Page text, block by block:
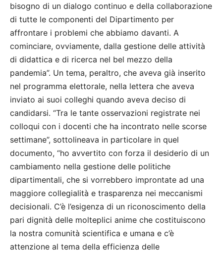
bisogno di un dialogo continuo e della collaborazione
di tutte le componenti del Dipartimento per
affrontare i problemi che abbiamo davanti. A
cominciare, ovviamente, dalla gestione delle attività
di didattica e di ricerca nel bel mezzo della
pandemia”. Un tema, peraltro, che aveva già inserito
nel programma elettorale, nella lettera che aveva
inviato ai suoi colleghi quando aveva deciso di
candidarsi. “Tra le tante osservazioni registrate nei
colloqui con i docenti che ha incontrato nelle scorse
settimane”, sottolineava in particolare in quel
documento, “ho avvertito con forza il desiderio di un
cambiamento nella gestione delle politiche
dipartimentali, che si vorrebbero improntate ad una
maggiore collegialità e trasparenza nei meccanismi
decisionali. C’è l’esigenza di un riconoscimento della
pari dignità delle molteplici anime che costituiscono
la nostra comunità scientifica e umana e c’è
attenzione al tema della efficienza delle